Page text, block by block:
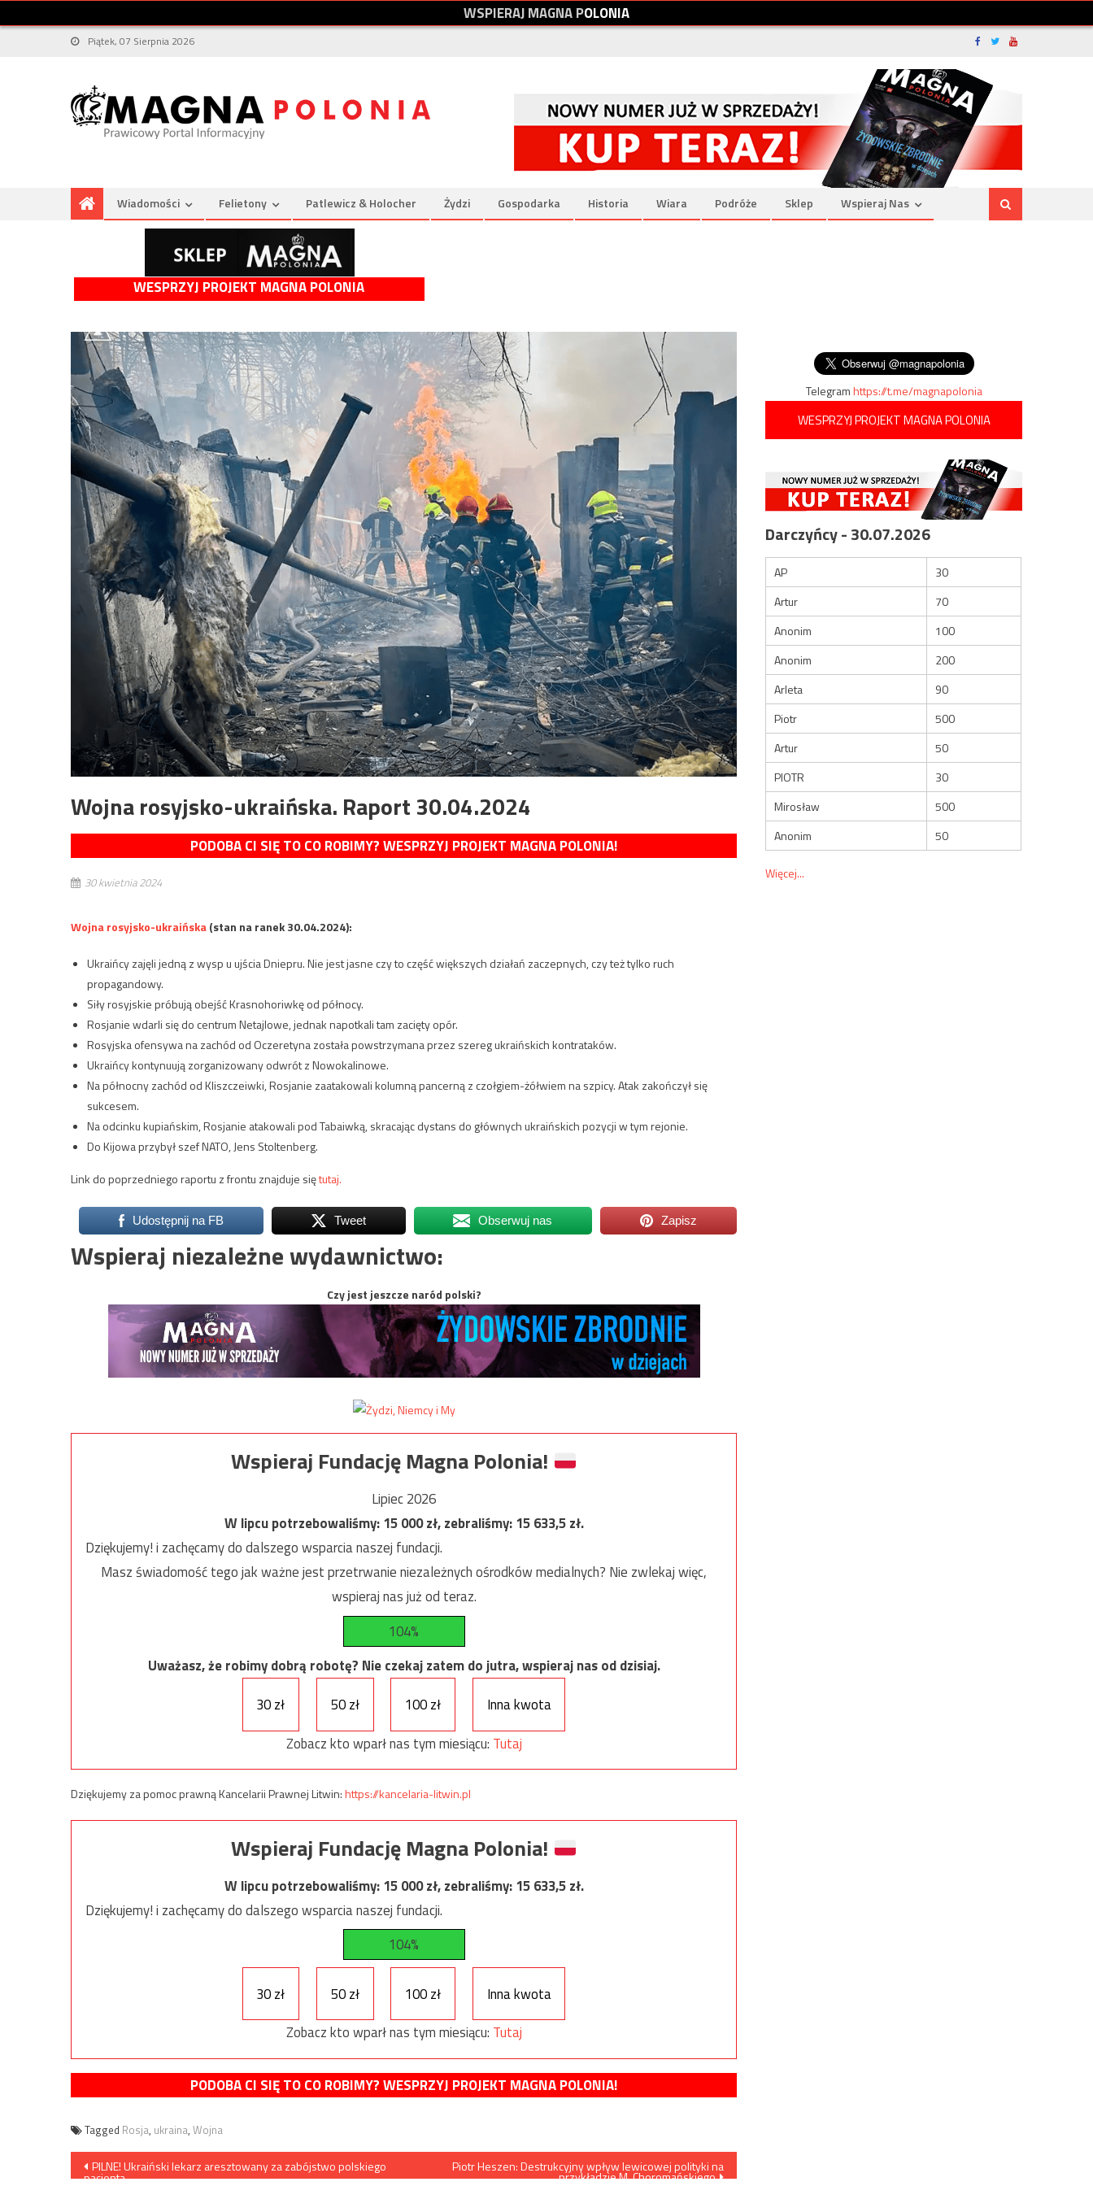
WSPIERAJMAGNAPOLONIA
Piątek, 07 Sierpnia 2026
Wiadomości Felietony Patlewicz & Holocher Żydzi Gospodarka Historia Wiara Podróże Sklep Wspieraj Nas
WESPRZYJ PROJEKT MAGNA POLONIA
Wojna rosyjsko-ukraińska. Raport 30.04.2024
PODOBA CI SIĘ TO CO ROBIMY? WESPRZYJ PROJEKT MAGNA POLONIA!
30 kwietnia 2024
Wojna rosyjsko-ukraińska(stan na ranek 30.04.2024):
Ukraińcy zajęli jedną z wysp u ujścia Dniepru. Nie jest jasne czy to część większych działań zaczepnych, czy też tylko ruch
propagandowy.
Siły rosyjskie próbują obejść Krasnohoriwkę od północy.
Rosjanie wdarli się do centrum Netajlowe, jednak napotkali tam zacięty opór.
Rosyjska ofensywa na zachód od Oczeretyna została powstrzymana przez szereg ukraińskich kontrataków.
Ukraińcy kontynuują zorganizowany odwrót z Nowokalinowe.
Na północny zachód od Kliszczeiwki, Rosjanie zaatakowali kolumną pancerną z czołgiem-żółwiem na szpicy. Atak zakończył się
sukcesem.
Na odcinku kupiańskim, Rosjanie atakowali pod Tabaiwką, skracając dystans do głównych ukraińskich pozycji w tym rejonie.
Do Kijowa przybył szef NATO, Jens Stoltenberg.
Link do poprzedniego raportu z frontu znajduje siętutaj.
Udostępnij na FB Tweet Obserwuj nas Zapisz
Wspieraj niezależne wydawnictwo:
Czy jest jeszcze naród polski?
Wspieraj Fundację Magna Polonia!
Lipiec 2026
W lipcu potrzebowaliśmy:15 000zł, zebraliśmy:15 633,5zł.
Dziękujemy! i zachęcamy do dalszego wsparcia naszej fundacji.
Masz świadomość tego jak ważne jest przetrwanie niezależnych ośrodków medialnych? Nie zwlekaj więc,
wspieraj nas już od teraz.
104%
Uważasz, że robimy dobrą robotę? Nie czekaj zatem do jutra, wspieraj nas od dzisiaj.
30 zł
50 zł 100 zł
Inna kwota
Zobacz kto wparł nas tym miesiącu: Tutaj
Dziękujemy za pomoc prawną Kancelarii Prawnej Litwin:https://kancelaria-litwin.pl
Wspieraj Fundację Magna Polonia!
W lipcu potrzebowaliśmy:15 000zł, zebraliśmy:15 633,5zł.
Dziękujemy! i zachęcamy do dalszego wsparcia naszej fundacji.
104%
30 zł 50 zł 100 zł
Inna kwota
Zobacz kto wparł nas tym miesiącu: Tutaj
PODOBA CI SIĘ TO CO ROBIMY? WESPRZYJ PROJEKT MAGNA POLONIA!
Tagged Rosja, ukraina, Wojna
Nawigacja
PILNE! Ukraiński lekarz aresztowany za zabójstwo polskiego
pacjenta
Piotr Heszen: Destrukcyjny wpływ lewicowej polityki na
przykładzie M. Choromańskiego
Telegramhttps://t.me/magnapolonia
WESPRZYJ PROJEKT MAGNA POLONIA
Darczyńcy - 30.07.2026
AP
30
Artur
70
Anonim
100
Anonim
200
Arleta
90
Piotr
500
Artur
50
PIOTR
30
Mirosław
500
Anonim
50
Więcej...